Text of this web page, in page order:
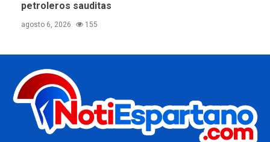
petroleros sauditas
agosto 6, 2026 155